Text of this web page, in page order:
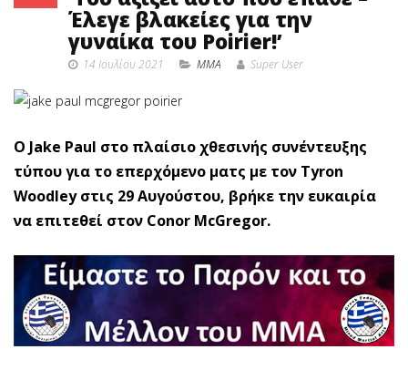
Έλεγε βλακείες για την
γυναίκα του Poirier!’
14 Ιουλίου 2021 MMA Super User
O Jake Paul στο πλαίσιο χθεσινής συνέντευξης
τύπου για το επερχόμενο ματς με τον Tyron
Woodley στις 29 Αυγούστου, βρήκε την ευκαιρία
να επιτεθεί στον Conor McGregor.